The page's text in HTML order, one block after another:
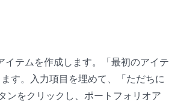
テムを作成します。「最初のアイテ
す。入力項目を埋めて、「ただちに
ンをクリックし、ポートフォリオア